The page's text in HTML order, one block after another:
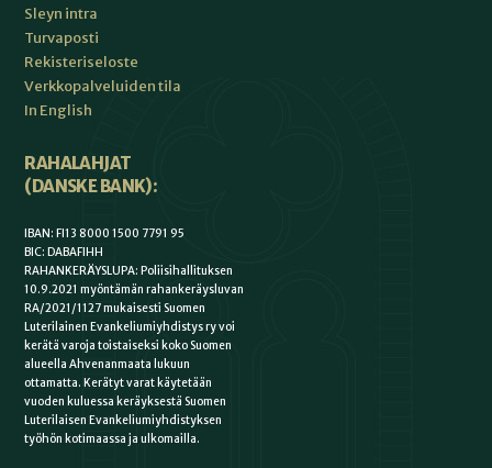
Sleyn intra
Turvaposti
Rekisteriseloste
Verkkopalveluiden tila
In English
RAHALAHJAT
(DANSKE BANK):
IBAN: FI13 8000 1500 7791 95
BIC: DABAFIHH
RAHANKERÄYSLUPA: Poliisihallituksen
10.9.2021 myöntämän rahankeräysluvan
RA/2021/1127 mukaisesti Suomen
Luterilainen Evankeliumiyhdistys ry voi
kerätä varoja toistaiseksi koko Suomen
alueella Ahvenanmaata lukuun
ottamatta. Kerätyt varat käytetään
vuoden kuluessa keräyksestä Suomen
Luterilaisen Evankeliumiyhdistyksen
työhön kotimaassa ja ulkomailla.